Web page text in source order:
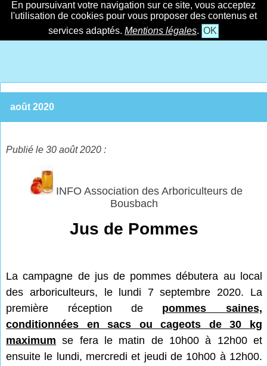
En poursuivant votre navigation sur ce site, vous acceptez
l'utilisation de cookies pour vous proposer des contenus et
services adaptés. Mentions légales. OK
août 2020
Publié le 30 août 2020 :
INFO Association des Arboriculteurs de
Bousbach
Jus de Pommes
La campagne de jus de pommes débutera au local
des arboriculteurs, le lundi 7 septembre 2020. La
première réception de pommes saines,
conditionnées en sacs ou cageots de 30 kg
maximum se fera le matin de 10h00 à 12h00 et
ensuite le lundi, mercredi et jeudi de 10h00 à 12h00.